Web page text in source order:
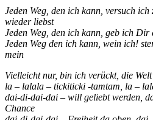
Jeden Weg, den ich kann, versuch
wieder liebst
Jeden Weg, den ich kann, geb ich
Jeden Weg den ich kann, wein ich!
mein
Vielleicht nur, bin ich verückt, die
la – lalala – tickiticki -tamtam, la –
dai-di-dai-dai – will geliebt werden,
Chance